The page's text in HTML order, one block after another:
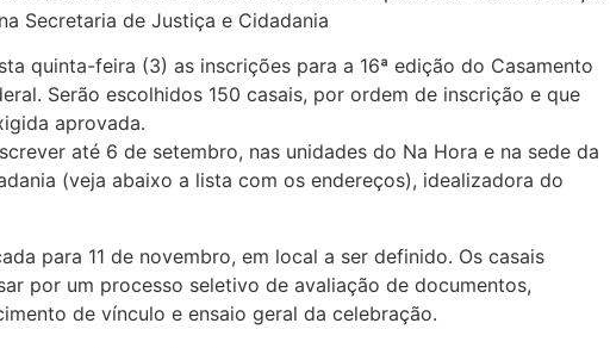
Secretaria de Justiça e Cidadania
quinta-feira (3) as inscrições para a 16ª edição do Casamento
Serão escolhidos 150 casais, por ordem de inscrição e que
aprovada.
até 6 de setembro, nas unidades do Na Hora e na sede da
(veja abaixo a lista com os endereços), idealizadora do
para 11 de novembro, em local a ser definido. Os casais
por um processo seletivo de avaliação de documentos,
de vínculo e ensaio geral da celebração.